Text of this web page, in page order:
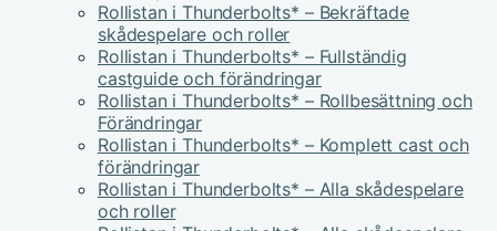
Rollistan i Thunderbolts* – Bekräftade
skådespelare och roller
Rollistan i Thunderbolts* – Fullständig
castguide och förändringar
Rollistan i Thunderbolts* – Rollbesättning och
Förändringar
Rollistan i Thunderbolts* – Komplett cast och
förändringar
Rollistan i Thunderbolts* – Alla skådespelare
och roller